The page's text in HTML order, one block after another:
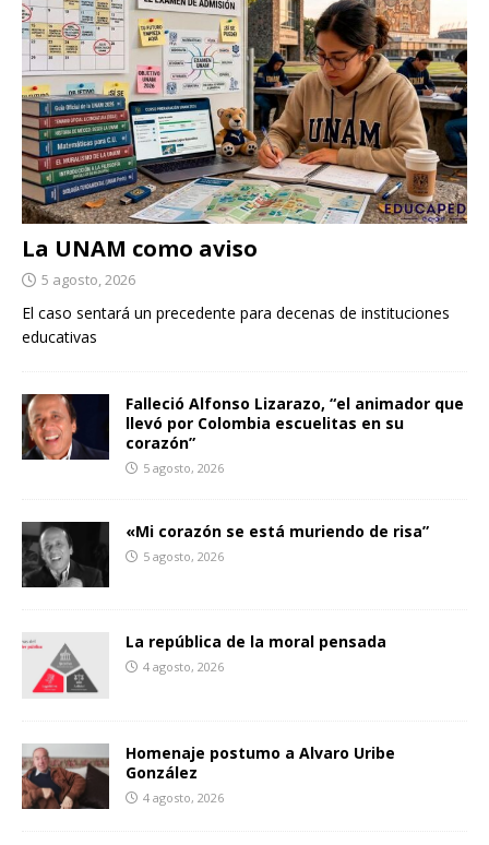
La UNAM como aviso
5 agosto, 2026
El caso sentará un precedente para decenas de instituciones
educativas
Falleció Alfonso Lizarazo, “el animador que
llevó por Colombia escuelitas en su
corazón”
5 agosto, 2026
«Mi corazón se está muriendo de risa”
5 agosto, 2026
La república de la moral pensada
4 agosto, 2026
Homenaje postumo a Alvaro Uribe
González
4 agosto, 2026